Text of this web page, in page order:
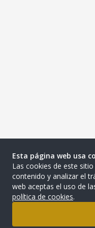
Esta página web usa
Las cookies de este
contenido y analizar el
web aceptas el uso de
política de cookies.